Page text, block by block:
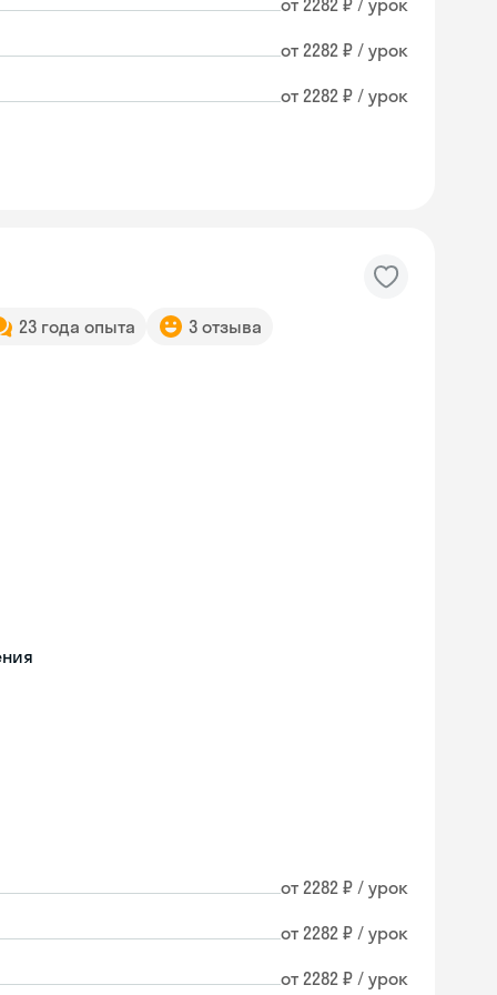
от 2282 ₽ / урок
от 2282 ₽ / урок
от 2282 ₽ / урок
23 года опыта 3 отзыва
от 2282 ₽ / урок
от 2282 ₽ / урок
от 2282 ₽ / урок
online